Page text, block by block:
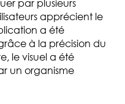
par plusieurs
apprécient le
a été
à la précision du
le visuel a été
un organisme